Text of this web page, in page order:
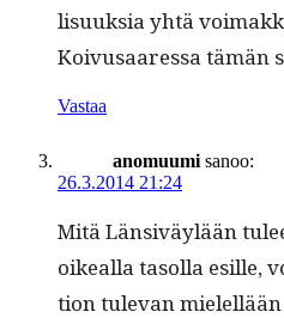
lisuuk­sia yhtä
Koivusaa­res­sa tämän
Vastaa
anomuumi sanoo:
26.3.2014 21:24
Mitä Län­siväylään
oikeal­la tasol­la esille,
tion tule­van